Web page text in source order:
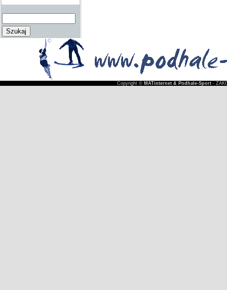
Copyright © MATinternet & Podhale-Sport-